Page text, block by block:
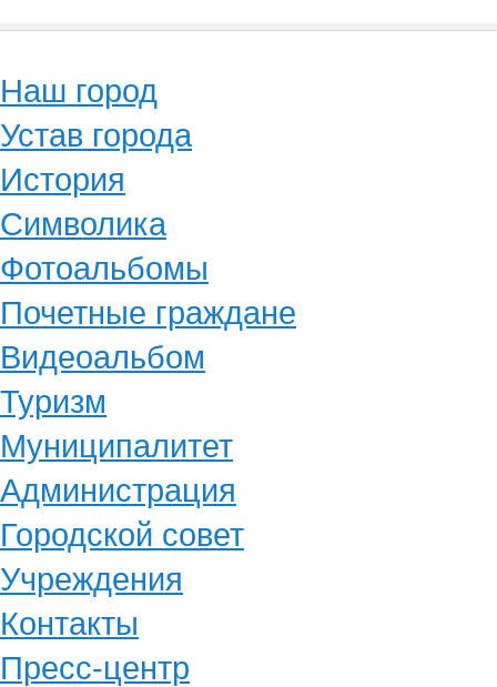
Наш город
Устав города
История
Символика
Фотоальбомы
Почетные граждане
Видеоальбом
Туризм
Муниципалитет
Администрация
Городской совет
Учреждения
Контакты
Пресс-центр